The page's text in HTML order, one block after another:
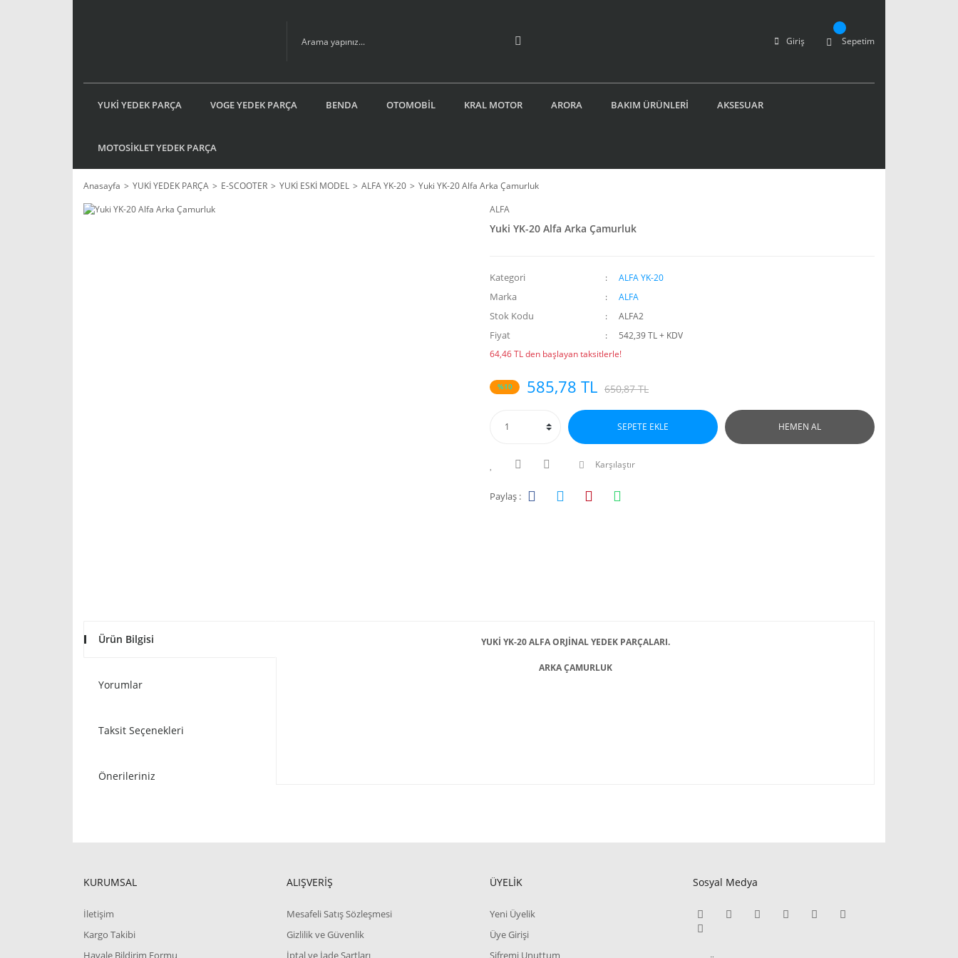
Giriş Sepetim
YUKİ YEDEK PARÇA VOGE YEDEK PARÇA BENDA OTOMOBİL KRAL MOTOR ARORA BAKIM ÜRÜNLERİ AKSESUAR
MOTOSİKLET YEDEK PARÇA
Anasayfa YUKİ YEDEK PARÇA E-SCOOTER YUKİ ESKİ MODEL ALFA YK-20
Yuki YK-20 Alfa Arka Çamurluk
ALFA
Yuki YK-20 Alfa Arka Çamurluk
Kategori ALFA YK-20
Marka ALFA
Stok Kodu ALFA2
Fiyat
542,39 TL + KDV
64,46 TL den başlayan taksitlerle!
%10 585,78 TL 650,87 TL
SEPETE EKLE HEMEN AL
Karşılaştır
Paylaş :
Ürün Bilgisi
Yorumlar
Taksit Seçenekleri
Önerileriniz
YUKİ YK-20 ALFA ORJİNAL YEDEK PARÇALARI.
ARKA ÇAMURLUK
KURUMSAL
İletişim
Kargo Takibi
Havale Bildirim Formu
ALIŞVERİŞ
Mesafeli Satış Sözleşmesi
Gizlilik ve Güvenlik
İptal ve İade Şartları
ÜYELİK
Yeni Üyelik
Üye Girişi
Şifremi Unuttum
Sosyal Medya